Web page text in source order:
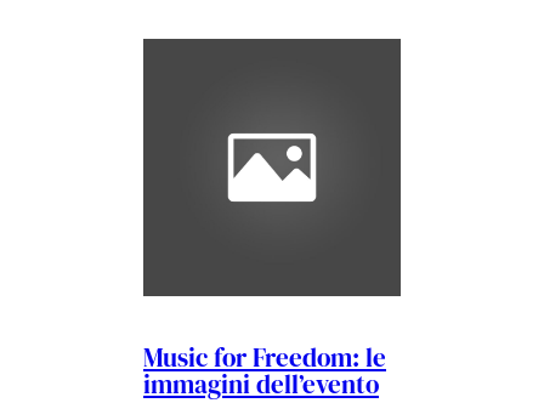
Music for Freedom: le
immagini dell’evento